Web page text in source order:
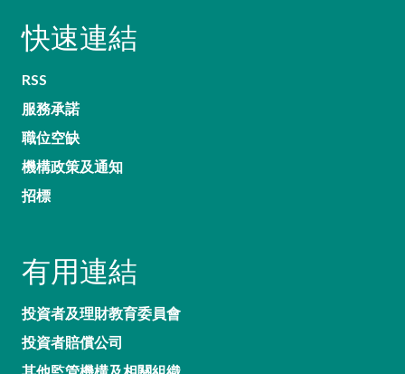
快速連結
RSS
服務承諾
職位空缺
機構政策及通知
招標
有用連結
投資者及理財教育委員會
投資者賠償公司